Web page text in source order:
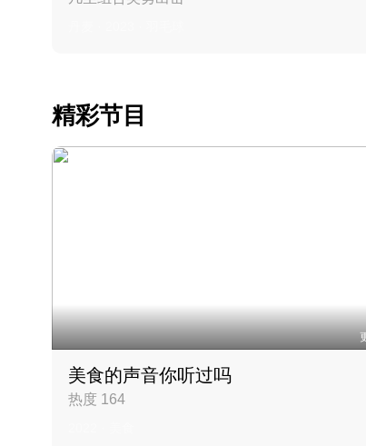
精彩节目
美食的声音你听过吗
热度 164